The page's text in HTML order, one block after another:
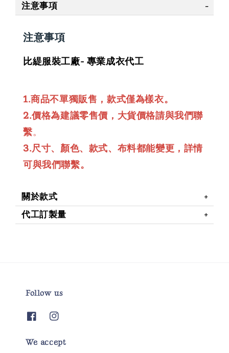
注意事項
注意事項
比緹服裝工廠- 專業成衣代工
1.商品不單獨販售，款式僅為樣衣。
2.價格為建議零售價，大貨價格請與我們聯
繫。
3.尺寸、顏色、款式、布料都能變更，詳情
可與我們聯繫。
關於款式
代工訂製量
Follow us
We accept